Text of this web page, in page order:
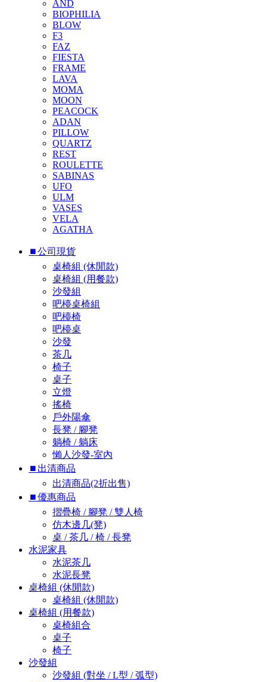
AND
BIOPHILIA
BLOW
F3
FAZ
FIESTA
FRAME
LAVA
MOMA
MOON
PEACOCK
ADAN
PILLOW
QUARTZ
REST
ROULETTE
SABINAS
UFO
ULM
VASES
VELA
AGATHA
⏹︎公司現貨
桌椅組 (休閒款)
桌椅組 (用餐款)
沙發組
吧檯桌椅組
吧檯椅
吧檯桌
沙發
茶几
椅子
桌子
立燈
搖椅
戶外陽傘
長凳 / 腳凳
躺椅 / 躺床
懶人沙發-室內
⏹︎出清商品
出清商品(2折出售)
⏹︎優惠商品
摺疊椅 / 腳凳 / 雙人椅
仿木邊几(凳)
桌 / 茶几 / 椅 / 長凳
水泥家具
水泥茶几
水泥長凳
桌椅組 (休閒款)
桌椅組 (休閒款)
桌椅組 (用餐款)
桌椅組合
桌子
椅子
沙發組
沙發組 (對坐 / L型 / 弧型)